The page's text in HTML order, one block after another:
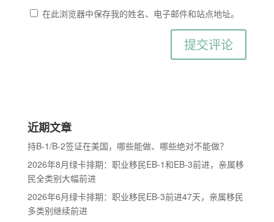
在此浏览器中保存我的姓名、电子邮件和站点地址。
近期文章
持B-1/B-2签证在美国，哪些能做、哪些绝对不能做？
2026年8月绿卡排期：职业移民EB-1和EB-3前进，亲属移
民全类别大幅前进
2026年6月绿卡排期：职业移民EB-3前进47天，亲属移民
多类别继续前进